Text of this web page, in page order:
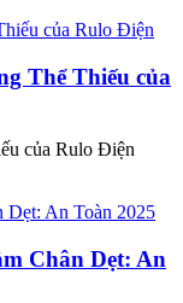
Thể Thiếu của
của Rulo Điện
Chân Dẹt: An